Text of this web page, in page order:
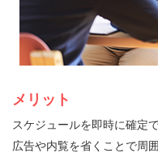
メリット
スケジュールを即時に確定で
広告や内覧を省くことで周